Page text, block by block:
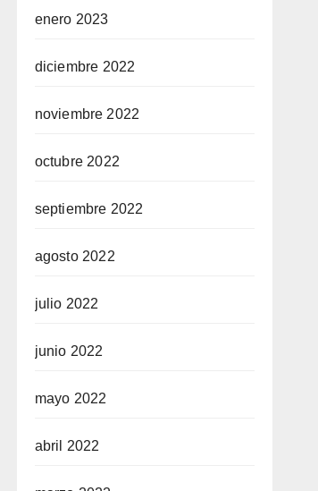
enero 2023
diciembre 2022
noviembre 2022
octubre 2022
septiembre 2022
agosto 2022
julio 2022
junio 2022
mayo 2022
abril 2022